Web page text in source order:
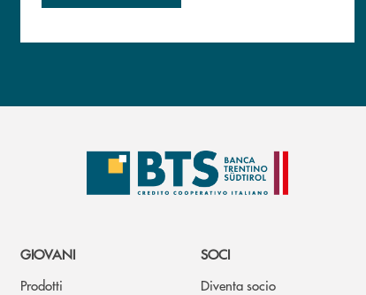
GIOVANI
Prodotti
SOCI
Diventa socio